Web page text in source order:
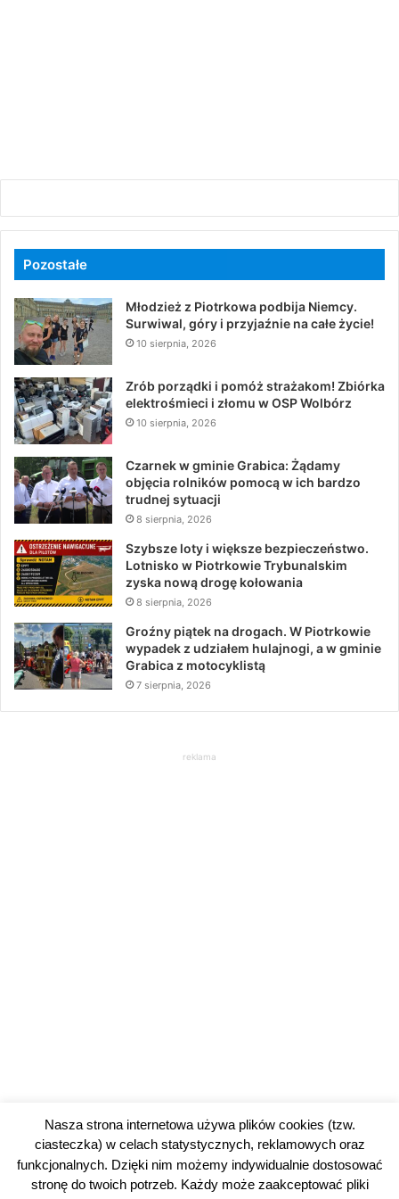
Pozostałe
Młodzież z Piotrkowa podbija Niemcy.
Surwiwal, góry i przyjaźnie na całe życie!
10 sierpnia, 2026
Zrób porządki i pomóż strażakom! Zbiórka
elektrośmieci i złomu w OSP Wolbórz
10 sierpnia, 2026
Czarnek w gminie Grabica: Żądamy
objęcia rolników pomocą w ich bardzo
trudnej sytuacji
8 sierpnia, 2026
Szybsze loty i większe bezpieczeństwo.
Lotnisko w Piotrkowie Trybunalskim
zyska nową drogę kołowania
8 sierpnia, 2026
Groźny piątek na drogach. W Piotrkowie
wypadek z udziałem hulajnogi, a w gminie
Grabica z motocyklistą
7 sierpnia, 2026
reklama
Nasza strona internetowa używa plików cookies (tzw.
ciasteczka) w celach statystycznych, reklamowych oraz
funkcjonalnych. Dzięki nim możemy indywidualnie dostosować
stronę do twoich potrzeb. Każdy może zaakceptować pliki